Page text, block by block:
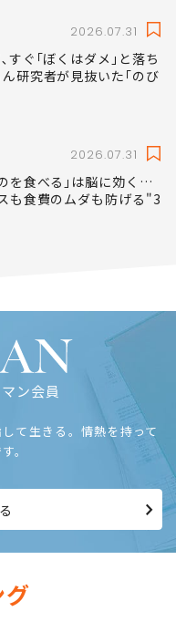
2026.07.31
すぐ｢ぼくはダメ｣と落ち
研究者が見抜いた｢のび
2026.07.31
を食べる｣は脳に効く…
も食費のムダも防げる"3
ン会員
て生きる。情熱を持って
。
グ